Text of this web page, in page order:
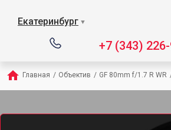
Екатеринбург ▼
+7 (343)
Главная / Объектив / GF 80mm f/1.7 R WR